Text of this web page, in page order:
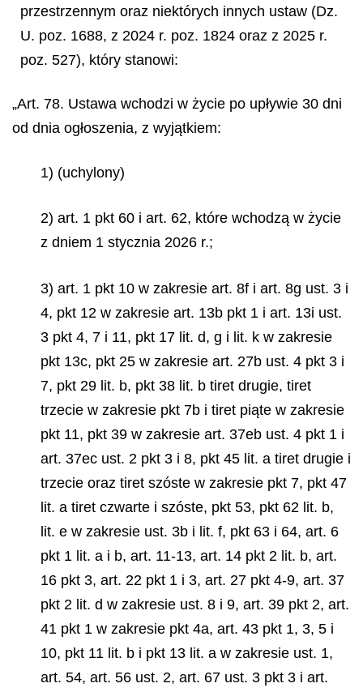
przestrzennym oraz niektórych innych ustaw (Dz.
U. poz. 1688, z 2024 r. poz. 1824 oraz z 2025 r.
poz. 527), który stanowi:
„Art. 78. Ustawa wchodzi w życie po upływie 30 dni
od dnia ogłoszenia, z wyjątkiem:
1) (uchylony)
2) art. 1 pkt 60 i art. 62, które wchodzą w życie
z dniem 1 stycznia 2026 r.;
3) art. 1 pkt 10 w zakresie art. 8f i art. 8g ust. 3 i
4, pkt 12 w zakresie art. 13b pkt 1 i art. 13i ust.
3 pkt 4, 7 i 11, pkt 17 lit. d, g i lit. k w zakresie
pkt 13c, pkt 25 w zakresie art. 27b ust. 4 pkt 3 i
7, pkt 29 lit. b, pkt 38 lit. b tiret drugie, tiret
trzecie w zakresie pkt 7b i tiret piąte w zakresie
pkt 11, pkt 39 w zakresie art. 37eb ust. 4 pkt 1 i
art. 37ec ust. 2 pkt 3 i 8, pkt 45 lit. a tiret drugie i
trzecie oraz tiret szóste w zakresie pkt 7, pkt 47
lit. a tiret czwarte i szóste, pkt 53, pkt 62 lit. b,
lit. e w zakresie ust. 3b i lit. f, pkt 63 i 64, art. 6
pkt 1 lit. a i b, art. 11-13, art. 14 pkt 2 lit. b, art.
16 pkt 3, art. 22 pkt 1 i 3, art. 27 pkt 4-9, art. 37
pkt 2 lit. d w zakresie ust. 8 i 9, art. 39 pkt 2, art.
41 pkt 1 w zakresie pkt 4a, art. 43 pkt 1, 3, 5 i
10, pkt 11 lit. b i pkt 13 lit. a w zakresie ust. 1,
art. 54, art. 56 ust. 2, art. 67 ust. 3 pkt 3 i art.